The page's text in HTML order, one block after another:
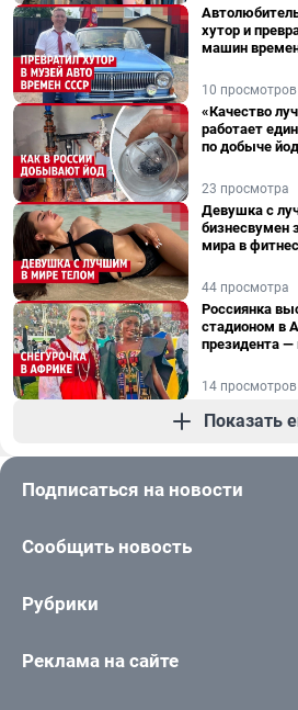
хутор и
машин
10 просмотров
«Качество
работает
по добыче
23 просмотра
Девушка с
бизнесвумен
мира в
44 просмотра
Россиянка
стадионом в
президента —
14 просмотров
Показать
Подписаться на новости
Сообщить новость
Рубрики
Реклама на сайте